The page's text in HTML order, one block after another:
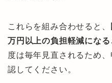
これらを組み合わせると、
万円以上の負担軽減にな
度は毎年見直されるため
認してください。